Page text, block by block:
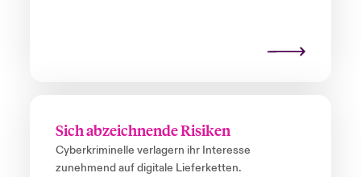
Sich abzeichnende Risiken
Cyberkriminelle verlagern ihr Interesse
zunehmend auf digitale Lieferketten.